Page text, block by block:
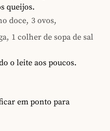
queijos.
doce, 3 ovos,
1 colher de sopa de sal
o leite aos poucos.
em ponto para